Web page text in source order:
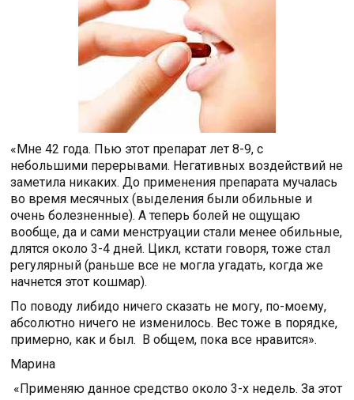
«Мне 42 года. Пью этот препарат лет 8-9, с
небольшими перерывами. Негативных воздействий не
заметила никаких. До применения препарата мучалась
во время месячных (выделения были обильные и
очень болезненные). А теперь болей не ощущаю
вообще, да и сами менструации стали менее обильные,
длятся около 3-4 дней. Цикл, кстати говоря, тоже стал
регулярный (раньше все не могла угадать, когда же
начнется этот кошмар).
По поводу либидо ничего сказать не могу, по-моему,
абсолютно ничего не изменилось. Вес тоже в порядке,
примерно, как и был. В общем, пока все нравится».
Марина
«Применяю данное средство около 3-х недель. За этот